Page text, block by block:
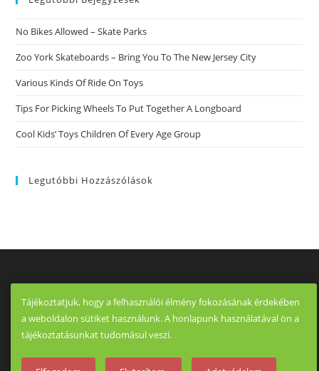
AГ±os
Vida
No Bikes Allowed – Skate Parks
Zoo York Skateboards – Bring You To The New Jersey City
Various Kinds Of Ride On Toys
Tips For Picking Wheels To Put Together A Longboard
Cool Kids’ Toys Children Of Every Age Group
Legutóbbi Hozzászólások
Tájékoztatjuk, hogy a felhasználói élmény fokozásának érdekében
a weboldalon sütiket használunk. A honlapunk használatával ön a
tájékoztatásunkat tudomásul veszi.